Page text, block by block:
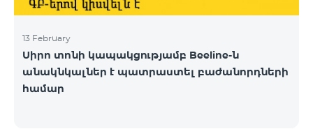
13 February
Սիրո տոնի կապակցությամբ Beeline-ն
անակնկալներ է պատրաստել բաժանորդների
համար